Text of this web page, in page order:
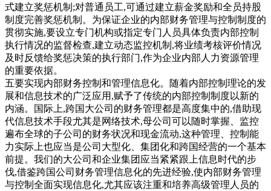
式建立奖惩机制;对普通员工,可通过建立薪金奖励和全员持股
制度完善奖惩机制。为保证企业的内部财务管理与控制制度的
贯彻实施,要设立专门机构或指定专门人员具体负责内部控制
执行情况的监督检查,建立动态监控机制,将业绩考核评价情况
及时反馈给奖惩决策的执行部门,作为企业内部人力资源管理
的重要依据。
五要实现内部财务控制和管理信息化。随着内部控制理论的发
展和信息技术的广泛应用,赋予了传统的内部控制制度以新的
内涵。国际上,跨国大公司的财务管理都是高度集中的,借助现
代信息技术手段尤其是网络技术,母公司可以随时掌握、监控
遍布全球的子公司的财务状况和现金流动,这种管理、控制能
力实际上也应当是公司大型化、集团化和跨国经营的一个基本
前提。我们的大公司和企业集团应当紧紧跟上信息时代的步
伐,借鉴跨国公司财务管理信息化的先进经验,使内部财务管理
与控制全面实现信息化,尤其应该注重和培养高级管理人员的